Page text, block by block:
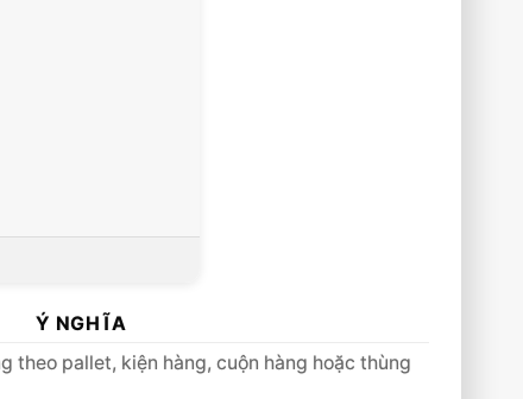
Ý NGHĨA
theo pallet, kiện hàng, cuộn hàng hoặc thùng